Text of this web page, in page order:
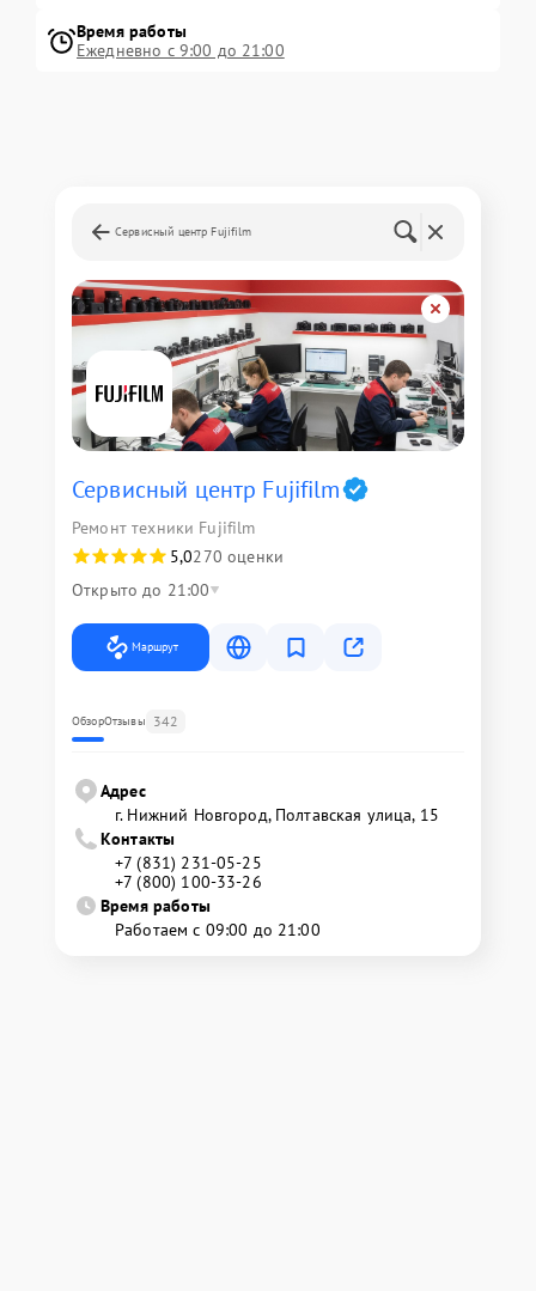
Время работы
Ежедневно с 9:00 до 21:00
Сервисный центр Fujifilm
Сервисный центр Fujifilm
Ремонт техники Fujifilm
5,0270 оценки
Открыто до 21:00
Маршрут
ОбзорОтзывы 342
Адрес
г. Нижний Новгород, Полтавская улица, 15
Контакты
+7 (831) 231-05-25
+7 (800) 100-33-26
Время работы
Работаем с 09:00 до 21:00